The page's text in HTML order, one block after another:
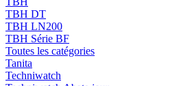
TBH DT
TBH LN200
TBH Série BF
Toutes les catégories
Tanita
Techniwatch